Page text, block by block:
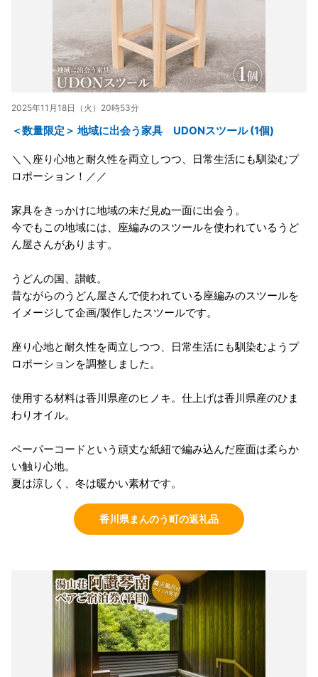
2025年11月18日（火）20時53分
＜数量限定＞ 地域に出会う家具 UDONスツール (1個)
＼＼座り心地と耐久性を両立しつつ、日常生活にも馴染むプ
ロポーション！／／
家具をきっかけに地域の未だ見ぬ一面に出会う。
今でもこの地域には、座編みのスツールを使われているうど
ん屋さんがあります。
うどんの国、讃岐。
昔ながらのうどん屋さんで使われている座編みのスツールを
イメージして企画/製作したスツールです。
座り心地と耐久性を両立しつつ、日常生活にも馴染むようプ
ロポーションを調整しました。
使用する材料は香川県産のヒノキ。仕上げは香川県産のひま
わりオイル。
ペーパーコードという頑丈な紙紐で編み込んだ座面は柔らか
い触り心地。
夏は涼しく、冬は暖かい素材です。
香川県まんのう町の返礼品